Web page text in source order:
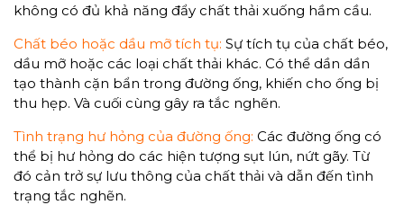
không có đủ khả năng đẩy chất thải xuống hầm cầu.
Chất béo hoặc dầu mỡ tích tụ: Sự tích tụ của chất béo,
dầu mỡ hoặc các loại chất thải khác. Có thể dần dần
tạo thành cặn bẩn trong đường ống, khiến cho ống bị
thu hẹp. Và cuối cùng gây ra tắc nghẽn.
Tình trạng hư hỏng của đường ống: Các đường ống có
thể bị hư hỏng do các hiện tượng sụt lún, nứt gãy. Từ
đó cản trở sự lưu thông của chất thải và dẫn đến tình
trạng tắc nghẽn.